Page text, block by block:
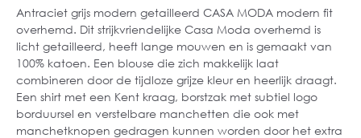
Antraciet grijs modern getailleerd CASA MODA modern fit
overhemd. Dit strijkvriendelijke Casa Moda overhemd is
licht getailleerd, heeft lange mouwen en is gemaakt van
100% katoen. Een blouse die zich makkelijk laat
combineren door de tijdloze grijze kleur en heerlijk draagt.
Een shirt met een Kent kraag, borstzak met subtiel logo
borduursel en verstelbare manchetten die ook met
manchetknopen gedragen kunnen worden door het extra